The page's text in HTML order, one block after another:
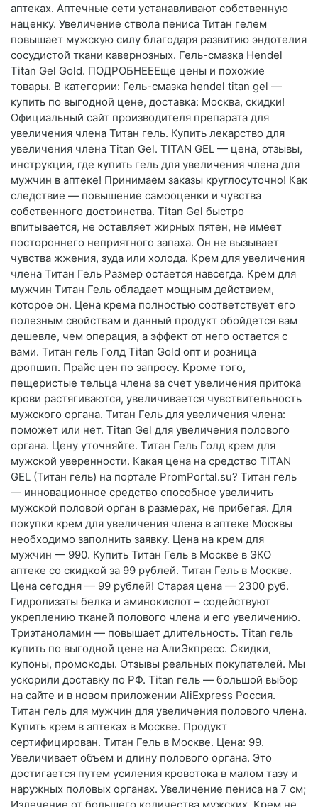
аптеках. Аптечные сети устанавливают собственную
наценку. Увеличение ствола пениса Титан гелем
повышает мужскую силу благодаря развитию эндотелия
сосудистой ткани кавернозных. Гель-смазка Hendel
Titan Gel Gold. ПОДРОБНЕЕЕще цены и похожие
товары. В категории: Гель-смазка hendel titan gel —
купить по выгодной цене, доставка: Москва, скидки!
Официальный сайт производителя препарата для
увеличения члена Титан гель. Купить лекарство для
увеличения члена Titan Gel. TITAN GEL — цена, отзывы,
инструкция, где купить гель для увеличения члена для
мужчин в аптеке! Принимаем заказы круглосуточно! Как
следствие — повышение самооценки и чувства
собственного достоинства. Titan Gel быстро
впитывается, не оставляет жирных пятен, не имеет
постороннего неприятного запаха. Он не вызывает
чувства жжения, зуда или холода. Крем для увеличения
члена Титан Гель Размер остается навсегда. Крем для
мужчин Титан Гель обладает мощным действием,
которое он. Цена крема полностью соответствует его
полезным свойствам и данный продукт обойдется вам
дешевле, чем операция, а эффект от него остается с
вами. Титан гель Голд Titan Gold опт и розница
дропшип. Прайс цен по запросу. Кроме того,
пещеристые тельца члена за счет увеличения притока
крови растягиваются, увеличивается чувствительность
мужского органа. Титан Гель для увеличения члена:
поможет или нет. Titan Gel для увеличения полового
органа. Цену уточняйте. Титан Гель Голд крем для
мужской уверенности. Какая цена на средство TITAN
GEL (Титан гель) на портале PromPortal.su? Титан гель
— инновационное средство способное увеличить
мужской половой орган в размерах, не прибегая. Для
покупки крем для увеличения члена в аптеке Москвы
необходимо заполнить заявку. Цена на крем для
мужчин — 990. Купить Титан Гель в Москве в ЭКО
аптеке со скидкой за 99 рублей. Титан Гель в Москве.
Цена сегодня — 99 рублей! Старая цена — 2300 руб.
Гидролизаты белка и аминокислот – содействуют
укреплению тканей полового члена и его увеличению.
Триэтаноламин — повышает длительность. Titan гель
купить по выгодной цене на АлиЭкпресс. Скидки,
купоны, промокоды. Отзывы реальных покупателей. Мы
ускорили доставку по РФ. Titan гель — большой выбор
на сайте и в новом приложении AliExpress Россия.
Титан гель для мужчин для увеличения полового члена.
Купить крем в аптеках в Москве. Продукт
сертифицирован. Титан Гель в Москве. Цена: 99.
Увеличивает объем и длину полового органа. Это
достигается путем усиления кровотока в малом тазу и
наружных половых органах. Увеличение пениса на 7 см;